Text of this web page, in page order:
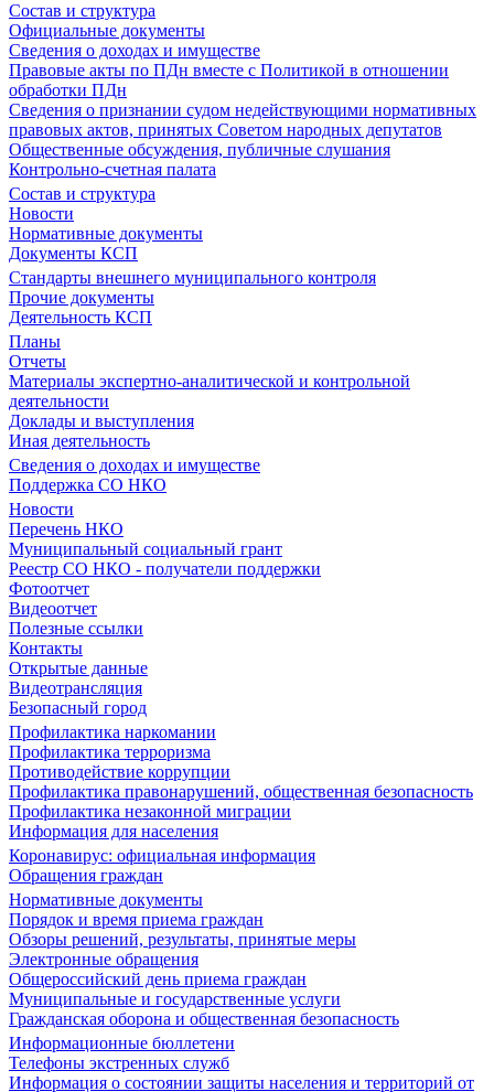
Состав и структура
Официальные документы
Сведения о доходах и имуществе
Правовые акты по ПДн вместе с Политикой в отношении
обработки ПДн
Сведения о признании судом недействующими нормативных
правовых актов, принятых Советом народных депутатов
Общественные обсуждения, публичные слушания
Контрольно-счетная палата
Состав и структура
Новости
Нормативные документы
Документы КСП
Стандарты внешнего муниципального контроля
Прочие документы
Деятельность КСП
Планы
Отчеты
Материалы экспертно-аналитической и контрольной
деятельности
Доклады и выступления
Иная деятельность
Сведения о доходах и имуществе
Поддержка СО НКО
Новости
Перечень НКО
Муниципальный социальный грант
Реестр СО НКО - получатели поддержки
Фотоотчет
Видеоотчет
Полезные ссылки
Контакты
Открытые данные
Видеотрансляция
Безопасный город
Профилактика наркомании
Профилактика терроризма
Противодействие коррупции
Профилактика правонарушений, общественная безопасность
Профилактика незаконной миграции
Информация для населения
Коронавирус: официальная информация
Обращения граждан
Нормативные документы
Порядок и время приема граждан
Обзоры решений, результаты, принятые меры
Электронные обращения
Общероссийский день приема граждан
Муниципальные и государственные услуги
Гражданская оборона и общественная безопасность
Информационные бюллетени
Телефоны экстренных служб
Информация о состоянии защиты населения и территорий от